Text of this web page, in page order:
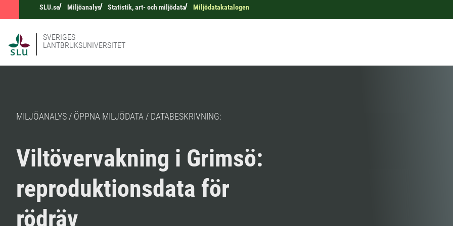
SLU.se Miljöanalys Statistik, art- och miljödata Miljödatakatalogen
SVERIGES
LANTBRUKSUNIVERSITET
MILJÖANALYS / ÖPPNA MILJÖDATA / DATABESKRIVNING:
Viltövervakning i Grimsö:
reproduktionsdata för
rödräv